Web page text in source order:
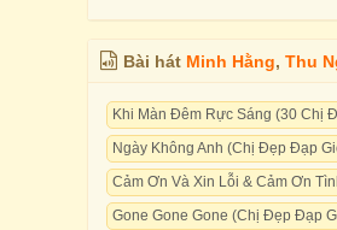
Bài hát Minh Hằng, Thu
Khi Màn Đêm Rực Sáng (30 Chị
Ngày Không Anh (Chị Đẹp Đạp
Cảm Ơn Và Xin Lỗi & Cảm Ơn
Gone Gone Gone (Chị Đẹp Đạp